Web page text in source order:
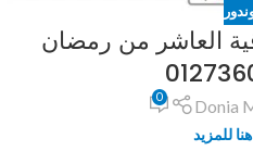
العاشر من رمضان
Donia
0
للمزيد